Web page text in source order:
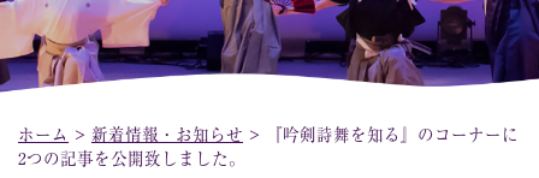
ホーム > 新着情報・お知らせ >
『吟剣詩舞を知る』のコーナーに
2つの記事を公開致しました。